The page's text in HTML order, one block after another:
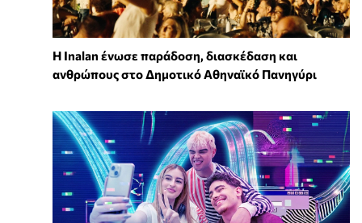
Η Inalan ένωσε παράδοση, διασκέδαση και
ανθρώπους στο Δημοτικό Αθηναϊκό Πανηγύρι